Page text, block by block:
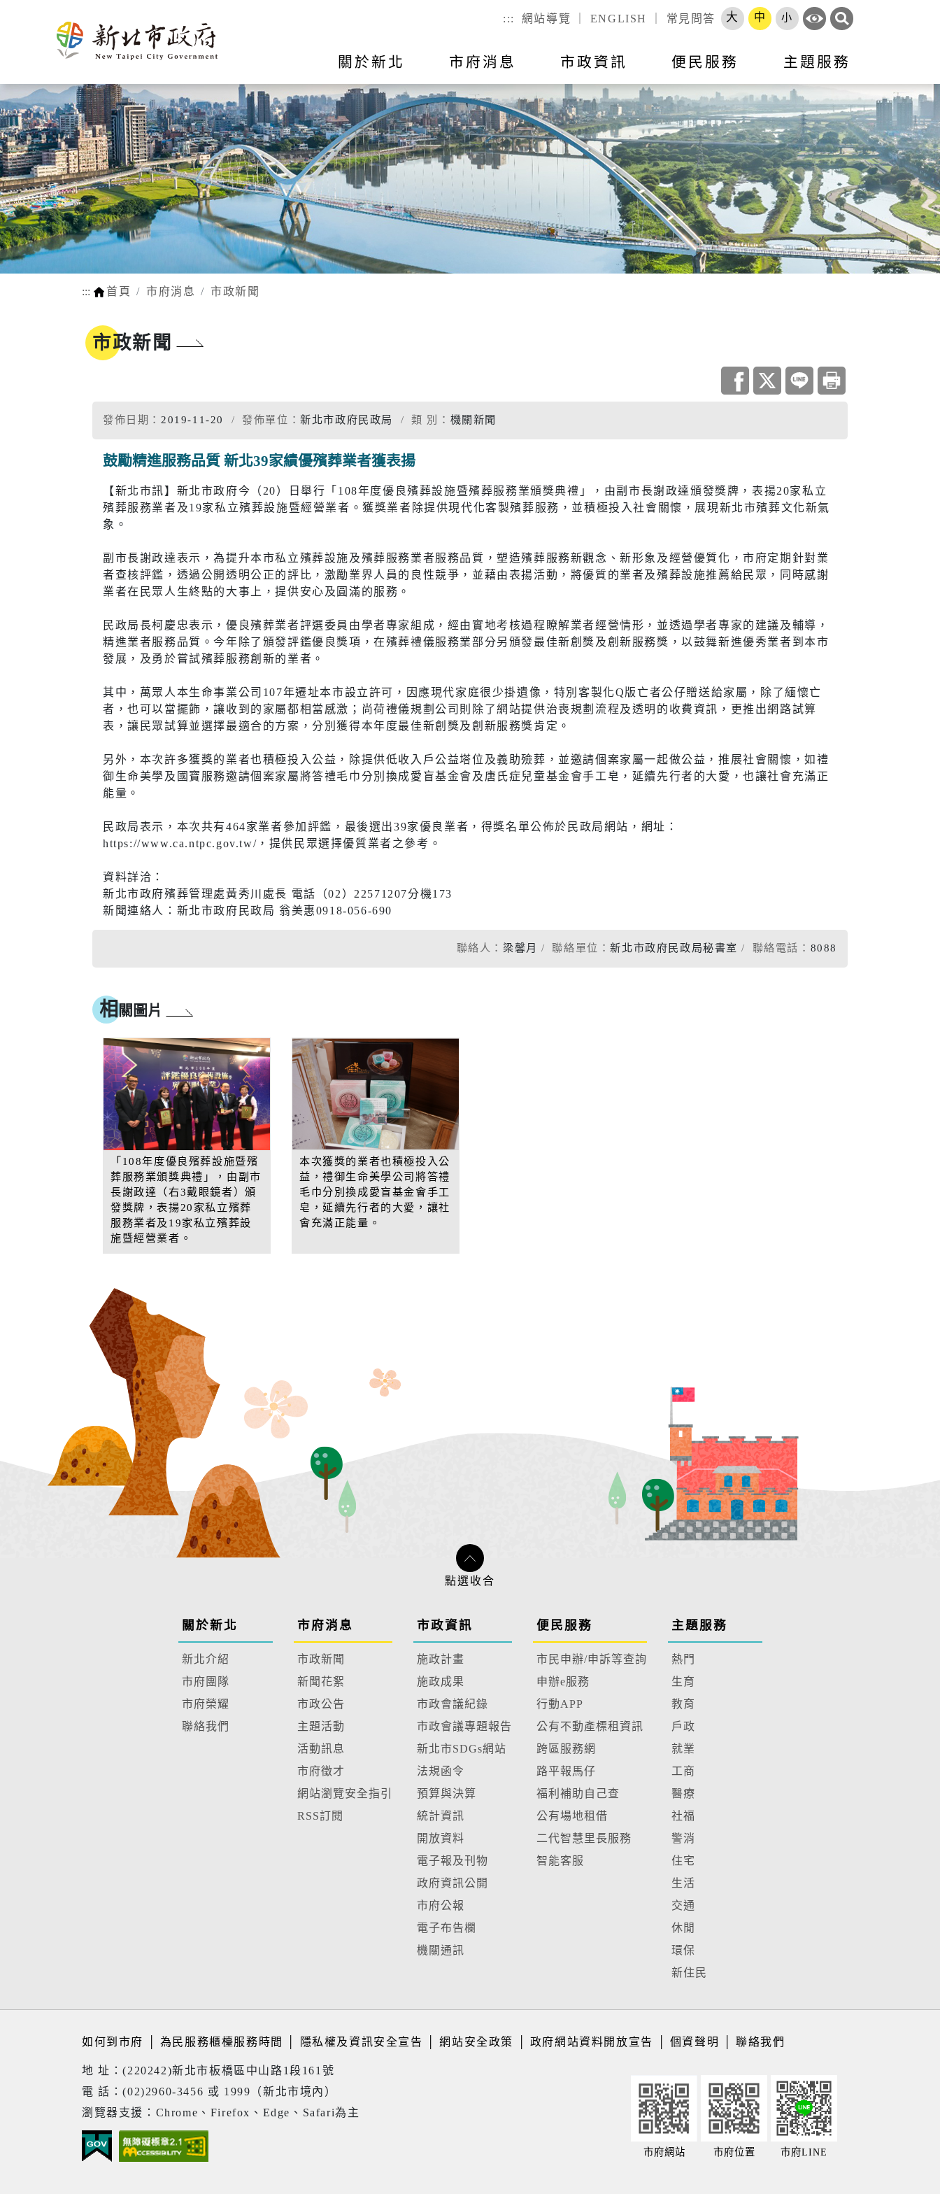
::: 網站導覽 ENGLISH 常見問答 大 中 小
關於新北
新北介
紹
地理氣候
人口概況
交通概述
文化
姊妹市及
友好城市
新北市標
誌
市府團
隊
市府組織
市政府
各機關
區公所
市府榮
耀
聯絡我
們
市府消息
市政新聞 新聞花絮 市政公告 主題活動 活動訊息
市府徵才 網站瀏覽安全指引 RSS訂閱
市政資訊
施政計畫 施政成果 出國報告 市政會議紀錄 市政會議專題報告
新北市SDGs網站 法規函令 預算與決算
總預算
總決算
統計資訊
議員所提地方建設建議
對民間團體補（捐）助
民生統計速報
開放資料
電子報及刊物
便民服務
市民申辦/申訴等查
詢
申辦e服務 行動APP 公有不動產標租資訊 跨區服務網
路平報馬仔 福利補助自己查 公有場地租借 二代智慧里長服務 智能客服
主題服務
熱門
動物認養
公設認養
網站連結
行動APP
常見問答
參與式預算
生育
孕前保健
生育獎勵
身心障礙者懷孕手冊
醫療保健
育兒托育
教育
幼兒
國小
國高中
特殊教育
學習階段資源
戶政
戶籍登記申辦須知
服務時間
戶政規費收費標準
戶籍罰鍰處罰金額基準
表
異地申辦項目
就業
就業資訊
勞工大學
市府徵才
職訓補給站
原住民人力資源網
工商投資簡介
促參招商網
醫療
衛生所入口網
醫療篩檢
社福
老人福利機構
社會福利服務中心
警消
消防分隊
防災資訊
住宅
都市更新
生活
市場購物
新北市iMAP
動物認養
交通
即時路況
公車資訊
新北捷運
新北市酒後代駕業者資
休閒
運動場館介紹
運動地圖
運動場館租借
藝文活動
環保
垃圾清運查詢
各區清潔隊專線
新住民
新住民學習中心
移民服務
::: 首頁 市府消息 市政新聞
市政新聞
發佈日期： 2019-11-20 發佈單位：新北市政府民政局 類 別： 機關新聞
鼓勵精進服務品質 新北39家績優殯葬業者獲表揚
【新北市訊】新北市政府今（20）日舉行「108年度優良殯葬設施暨殯葬服務業頒獎典禮」，由副市長謝政達頒發獎牌，表揚20家私立
殯葬服務業者及19家私立殯葬設施暨經營業者。獲獎業者除提供現代化客製殯葬服務，並積極投入社會關懷，展現新北市殯葬文化新氣
象。
副市長謝政達表示，為提升本市私立殯葬設施及殯葬服務業者服務品質，塑造殯葬服務新觀念、新形象及經營優質化，市府定期針對業
者查核評鑑，透過公開透明公正的評比，激勵業界人員的良性競爭，並藉由表揚活動，將優質的業者及殯葬設施推薦給民眾，同時感謝
業者在民眾人生終點的大事上，提供安心及圓滿的服務。
民政局長柯慶忠表示，優良殯葬業者評選委員由學者專家組成，經由實地考核過程瞭解業者經營情形，並透過學者專家的建議及輔導，
精進業者服務品質。今年除了頒發評鑑優良獎項，在殯葬禮儀服務業部分另頒發最佳新創獎及創新服務獎，以鼓舞新進優秀業者到本市
發展，及勇於嘗試殯葬服務創新的業者。
其中，萬眾人本生命事業公司107年遷址本市設立許可，因應現代家庭很少掛遺像，特別客製化Q版亡者公仔贈送給家屬，除了緬懷亡
者，也可以當擺飾，讓收到的家屬都相當感激；尚荷禮儀規劃公司則除了網站提供治喪規劃流程及透明的收費資訊，更推出網路試算
表，讓民眾試算並選擇最適合的方案，分別獲得本年度最佳新創獎及創新服務獎肯定。
另外，本次許多獲獎的業者也積極投入公益，除提供低收入戶公益塔位及義助殮葬，並邀請個案家屬一起做公益，推展社會關懷，如禮
御生命美學及國寶服務邀請個案家屬將答禮毛巾分別換成愛盲基金會及唐氏症兒童基金會手工皂，延續先行者的大愛，也讓社會充滿正
能量。
民政局表示，本次共有464家業者參加評鑑，最後選出39家優良業者，得獎名單公佈於民政局網站，網址：
https://www.ca.ntpc.gov.tw/，提供民眾選擇優質業者之參考。
資料詳洽：
新北市政府殯葬管理處黃秀川處長 電話（02）22571207分機173
新聞連絡人：新北市政府民政局 翁美惠0918-056-690
聯絡人： 梁馨月 聯絡單位：新北市政府民政局秘書室 聯絡電話： 8088
相 關圖片
「108年度優良殯葬設施暨殯
葬服務業頒獎典禮」，由副市
長謝政達（右3戴眼鏡者）頒
發獎牌，表揚20家私立殯葬
服務業者及19家私立殯葬設
施暨經營業者。
本次獲獎的業者也積極投入公
益，禮御生命美學公司將答禮
毛巾分別換成愛盲基金會手工
皂，延續先行者的大愛，讓社
會充滿正能量。
關於新北
新北介紹
市府團隊
市府榮耀
聯絡我們
市府消息
市政新聞
新聞花絮
市政公告
主題活動
活動訊息
市府徵才
網站瀏覽安全指引
RSS訂閱
市政資訊
施政計畫
施政成果
市政會議紀錄
市政會議專題報告
新北市SDGs網站
法規函令
預算與決算
統計資訊
開放資料
電子報及刊物
政府資訊公開
市府公報
電子布告欄
機關通訊
便民服務
市民申辦/申訴等查詢
申辦e服務
行動APP
公有不動產標租資訊
跨區服務網
路平報馬仔
福利補助自己查
公有場地租借
二代智慧里長服務
智能客服
主題服務
熱門
生育
教育
戶政
就業
工商
醫療
社福
警消
住宅
生活
交通
休閒
環保
新住民
如何到市府 為民服務櫃檯服務時間 隱私權及資訊安全宣告 │網站安全政策 政府網站資料開放宣告 個資聲明 聯絡我們
地 址：(220242)新北市板橋區中山路1段161號
電 話：(02)2960-3456 或 1999（新北市境內）
瀏覽器支援：Chrome、Firefox、Edge、Safari為主
市府網站 市府位置 市府LINE